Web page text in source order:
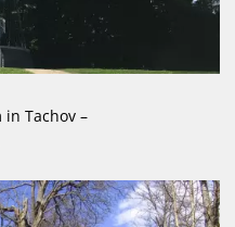
Tachov –